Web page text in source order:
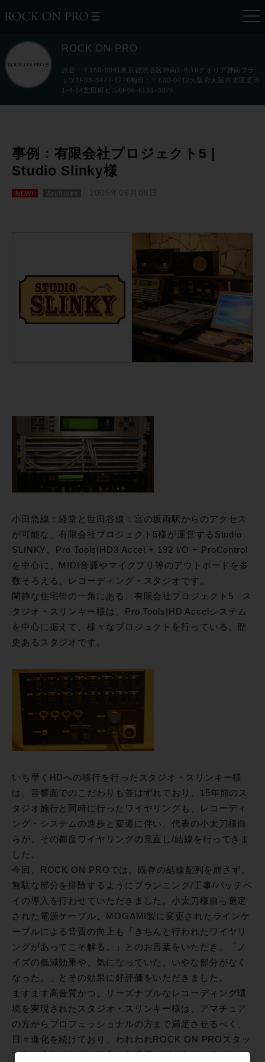
ROCK ON PRO
渋谷：〒150-0041東京都渋谷区神南1-8-18クオリア神南フラ
ッツ1F03-3477-1776梅田：〒530-0012大阪府大阪市北区芝田
1-4-14芝田町ビル6F06-6131-3078
事例：有限会社プロジェクト5 |
Studio Slinky様
NEW! 2005年06月08日
小田急線：経堂と世田谷線：宮の坂両駅からのアクセス
が可能な、有限会社プロジェクト5様が運営するStudio
SLINKY。Pro Tools|HD3 Accel + 192 I/O + ProControl
を中心に、MIDI音源やマイクプリ等のアウトボードを多
数そろえる、レコーディング・スタジオです。
閑静な住宅街の一角にある、有限会社プロジェクト5 ス
タジオ・スリンキー様は、Pro Tools|HD Accelシステム
を中心に据えて、様々なプロジェクトを行っている、歴
史あるスタジオです。
いち早くHDへの移行を行ったスタジオ・スリンキー様
は、音響面でのこだわりも並はずれており、15年前のス
タジオ施行と同時に行ったワイヤリングも、レコーディ
ング・システムの進歩と変遷に伴い、代表の小太刀様自
らが、その都度ワイヤリングの見直し/結線を行ってきま
した。
今回、ROCK ON PROでは、既存の結線配列を崩さず、
無駄な部分を排除するようにプランニング/工事/パッチベ
イの導入を行わせていただきました。小太刀様自ら選定
された電源ケーブル、MOGAMI製に変更されたラインケ
ーブルによる音質の向上も「きちんと行われたワイヤリ
ングがあってこそ解る。」とのお言葉をいただき、「ノ
イズの低減効果や、気になっていた、いやな部分がなく
なった。」とその効果に好評価をいただきました。
ますます高音質かつ、リーズナブルなレコーディング環
境を実現されたスタジオ・スリンキー様は、アマチュア
の方からプロフェッショナルの方まで満足させるべく、
日々進化を続けており、われわれROCK ON PROスタッ
フも、少しでもその進化のお手伝いができていること